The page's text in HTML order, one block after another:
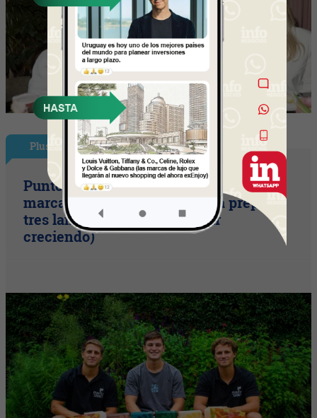
Plus
Punto Sano acelera a tres cifras (la
marca duplicó sus ventas y ya prepara
tres lanzamientos para seguir
creciendo)